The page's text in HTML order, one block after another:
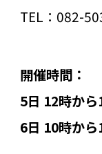
TEL：082-
開催時間：
5日 12時か
6日 10時か